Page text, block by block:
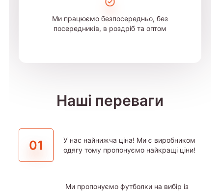
Ми працюємо безпосередньо, без
посередників, в роздріб та оптом
Наші переваги
01
У нас найнижча ціна! Ми є виробником
одягу тому пропонуємо найкращі ціни!
Ми пропонуємо футболки на вибір із